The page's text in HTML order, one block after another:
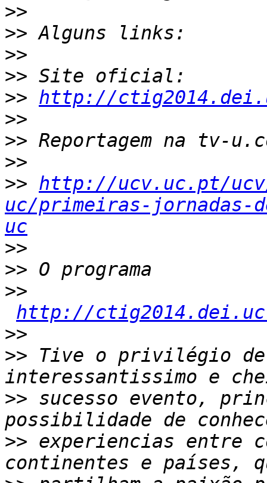
>>
>>
>>
>>
>> http://
>>
>>
>>
>> http://ucv.uc.pt/
uc/primeiras-jornadas-
uc
>>
>>
>>
http://
>>
>> Tive o privilégio
>> sucesso evento,
>> experiencias entre